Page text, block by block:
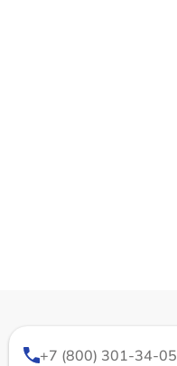
+7 (800) 301-34-05